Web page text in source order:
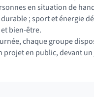
en situation de
; sport et énergie
bien-être.
chaque groupe
projet en public, devant